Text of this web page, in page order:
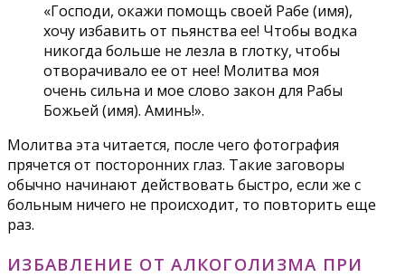
«Господи, окажи помощь своей Рабе (имя),
хочу избавить от пьянства ее! Чтобы водка
никогда больше не лезла в глотку, чтобы
отворачивало ее от нее! Молитва моя
очень сильна и мое слово закон для Рабы
Божьей (имя). Аминь!».
Молитва эта читается, после чего фотография
прячется от посторонних глаз. Такие заговоры
обычно начинают действовать быстро, если же с
больным ничего не происходит, то повторить еще
раз.
ИЗБАВЛЕНИЕ ОТ АЛКОГОЛИЗМА ПРИ